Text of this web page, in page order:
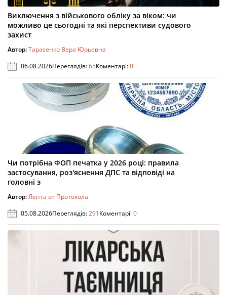
Виключення з військового обліку за віком: чи
можливо це сьогодні та які перспективи судового
захист
Автор:Тарасенко Вера Юрьевна
06.08.2026Переглядів:65Коментарі:0
Чи потрібна ФОП печатка у 2026 році: правила
застосування, роз'яснення ДПС та відповіді на
головні з
Автор:Лента от Протокола
05.08.2026Переглядів:291Коментарі:0